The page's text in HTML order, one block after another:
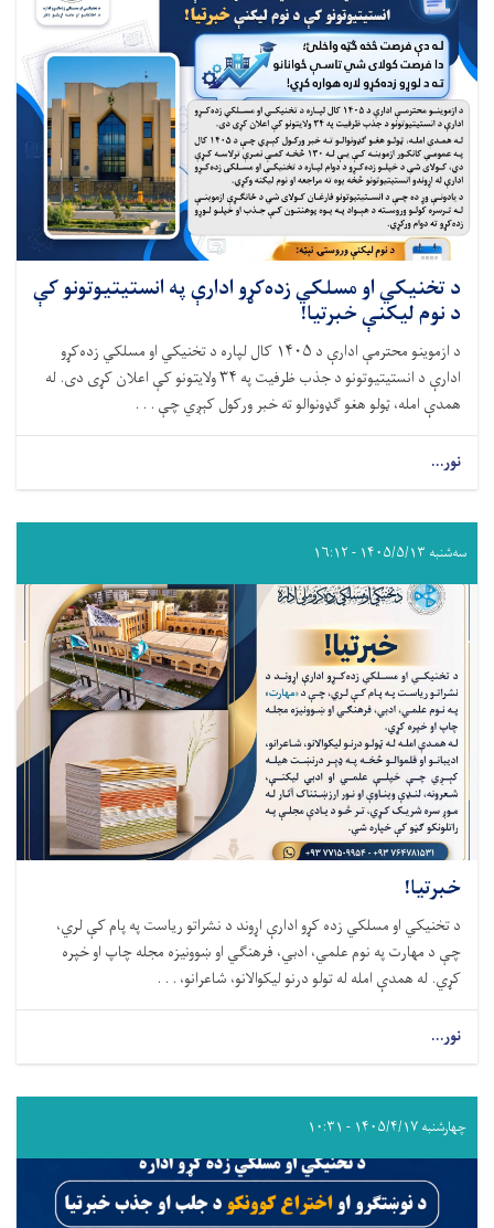
د تخنیکي او مسلکي زده‌کړو ادارې په انستیتیوتونو کې
د نوم لیکنې خبرتیا!
د ازموینو محترمې ادارې د ۱۴۰۵ کال لپاره د تخنیکي او مسلکي زده‌کړو
ادارې د انستیتیوتونو د جذب ظرفیت په ۳۴ ولایتونو کې اعلان کړی دی. له
همدې امله، ټولو هغو ګډونوالو ته خبر ورکول کېږي چې . . .
نور...
سه‌شنبه ۱۴۰۵/۵/۱۳ - ۱۶:۱۲
خبرتیا!
د تخنیکي او مسلکي زده کړو ادارې اړوند د نشراتو ریاست په پام کې لري،
چې د مهارت په نوم علمي، ادبي، فرهنګي او ښوونیزه مجله چاپ او خپره
کړي. له همدې امله له تولو درنو لیکوالانو، شاعرانو، . . .
نور...
چهارشنبه ۱۴۰۵/۴/۱۷ - ۱۰:۳۱